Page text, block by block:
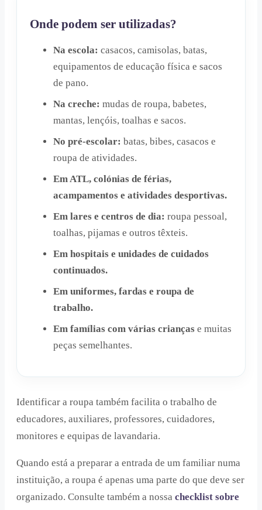
Onde podem ser utilizadas?
Na escola: casacos, camisolas, batas,
equipamentos de educação física e sacos
de pano.
Na creche: mudas de roupa, babetes,
mantas, lençóis, toalhas e sacos.
No pré-escolar: batas, bibes, casacos e
roupa de atividades.
Em ATL, colónias de férias,
acampamentos e atividades desportivas.
Em lares e centros de dia: roupa pessoal,
toalhas, pijamas e outros têxteis.
Em hospitais e unidades de cuidados
continuados.
Em uniformes, fardas e roupa de
trabalho.
Em famílias com várias crianças e muitas
peças semelhantes.
Identificar a roupa também facilita o trabalho de
educadores, auxiliares, professores, cuidadores,
monitores e equipas de lavandaria.
Quando está a preparar a entrada de um familiar numa
instituição, a roupa é apenas uma parte do que deve ser
organizado. Consulte também a nossa checklist sobre